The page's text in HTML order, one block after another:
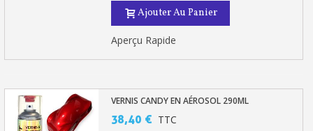
Ajouter Au Panier
Aperçu Rapide
VERNIS CANDY EN AÉROSOL 290ML
38,40 € TTC